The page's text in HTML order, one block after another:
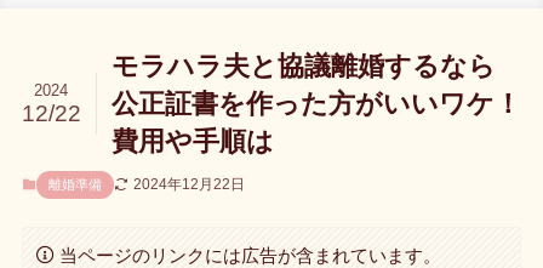
モラハラ夫と協議離婚するなら
公正証書を作った方がいいワケ！
費用や手順は
2024
12/22
離婚準備 2024年12月22日
当ページのリンクには広告が含まれています。